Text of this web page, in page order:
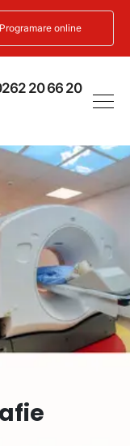
20 66 20
Programare online